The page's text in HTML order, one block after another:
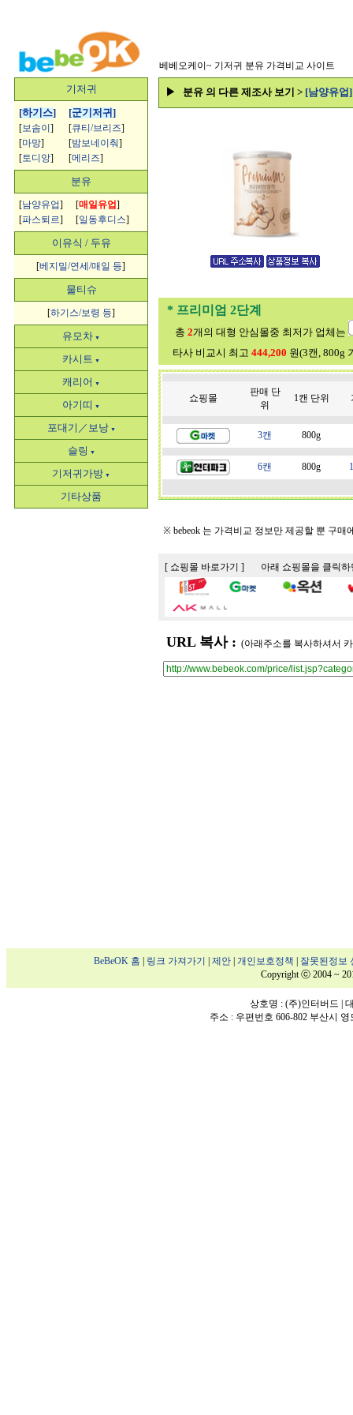
베베오케이~ 기저귀 분유 가격비교 사이트
기저귀
[하기스] [군기저귀 ]
[보솜이 ] [큐티/브리즈]
[마망] [밤보네이춰]
[토디앙] [메리즈]
분유
[남양유업] [매일유업]
[파스퇴르] [일동후디스]
이유식 / 두유
[베지밀/연세/매일 등]
물티슈
[하기스/보령 등]
유모차 ▼
카시트 ▼
캐리어 ▼
아기띠 ▼
포대기／보낭 ▼
슬링 ▼
기저귀가방 ▼
기타상품
▶ 분유 의 다른 제조사 보기 > [남양유
* 프리미엄 2단계
총 2개의 대형 안심몰중 최저가 업체는
타사 비교시 최고 444,200 원(3캔, 800g
쇼핑몰
판매 단
위
1캔 단위
3캔 800g
6캔 800g
※ bebeok 는 가격비교 정보만 제공할 뿐 구
[ 쇼핑몰 바로가기 ] 아래 쇼핑몰을 클릭하
URL 복사 : (아래주소를 복사하셔서
BeBeOK 홈 링크 가져가기 제안| 개인보호정책
잘못된정보
Copyright ⓒ 2004 ~
상호명 : (주)인터버드 |
주소 : 우편번호 606-802 부산시